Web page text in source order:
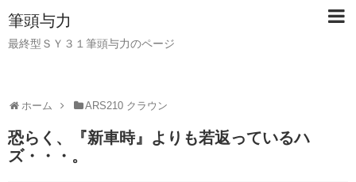
筆頭与力
最終型ＳＹ３１筆頭与力のページ
ホーム ARS210 クラウン
恐らく、『新車時』よりも若返っているハ
ズ・・・。